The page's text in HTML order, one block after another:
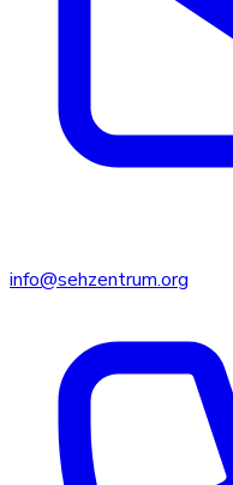
info@sehzentrum.org